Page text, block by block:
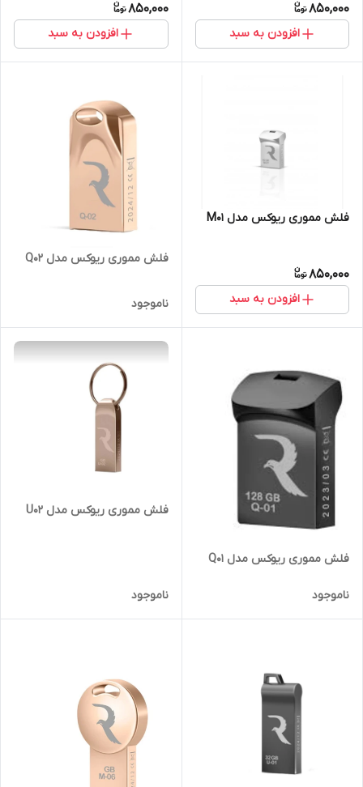
850,000
افزودن به سبد
850,000
افزودن به سبد
فلش مموری ریوکس مدل M01
850,000
افزودن به سبد
فلش مموری ریوکس مدل Q02
ناموجود
فلش مموری ریوکس مدل Q01
ناموجود
فلش مموری ریوکس مدل U02
ناموجود